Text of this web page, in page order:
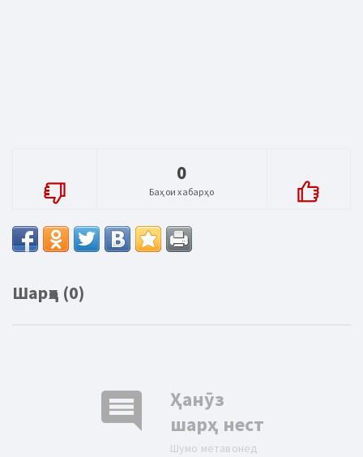
0
Баҳои хабарҳо
Шарҳҳо (0)
comment
Ҳанӯз
шарҳ нест
Шумо метавонед